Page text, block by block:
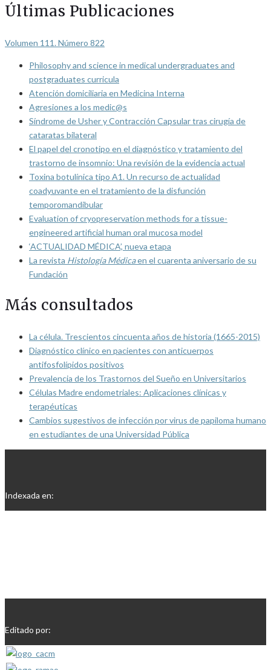
Últimas Publicaciones
Volumen 111. Número 822
Philosophy and science in medical undergraduates and
postgraduates curricula
Atención domiciliaria en Medicina Interna
Agresiones a los medic@s
Síndrome de Usher y Contracción Capsular tras cirugía de
cataratas bilateral
El papel del cronotipo en el diagnóstico y tratamiento del
trastorno de insomnio: Una revisión de la evidencia actual
Toxina botulínica tipo A1. Un recurso de actualidad
coadyuvante en el tratamiento de la disfunción
temporomandibular
Evaluation of cryopreservation methods for a tissue-
engineered artificial human oral mucosa model
‘ACTUALIDAD MÉDICA’, nueva etapa
La revista Histología Médicaen el cuarenta aniversario de su
Fundación
Más consultados
La célula. Trescientos cincuenta años de historia (1665-2015)
Diagnóstico clínico en pacientes con anticuerpos
antifosfolípidos positivos
Prevalencia de los Trastornos del Sueño en Universitarios
Células Madre endometriales: Aplicaciones clínicas y
terapéuticas
Cambios sugestivos de infección por virus de papiloma humano
en estudiantes de una Universidad Pública
Indexada en:
Editado por: